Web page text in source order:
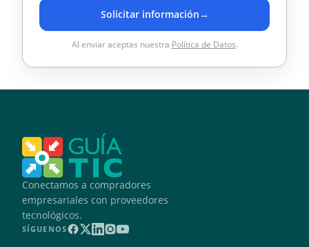
Solicitar información→
Al enviar aceptas nuestra Política de Datos.
Conectamos a compradores
empresariales con proveedores
tecnológicos.
SÍGUENOS